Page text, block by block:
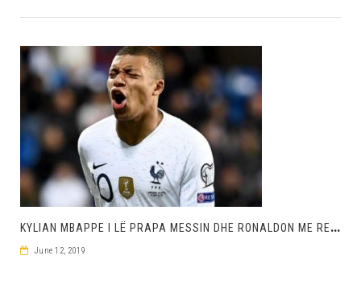
K
YLIAN MBAPPE I LË PRAPA MESSIN DHE RONALDON ME REKORDIN E TIJ TË FUNDIT
June 12, 2019